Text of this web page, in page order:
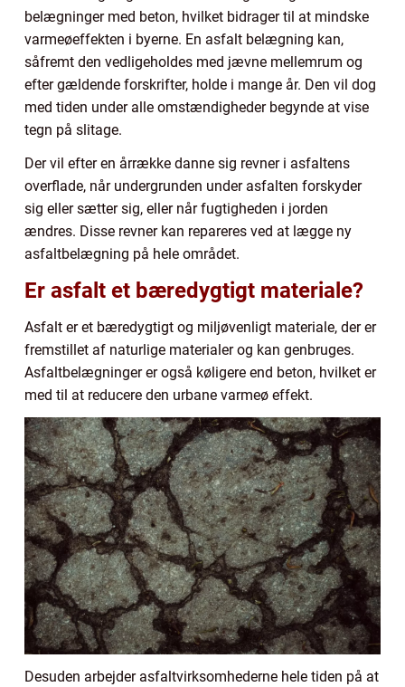
belægninger med beton, hvilket bidrager til at mindske
varmeøeffekten i byerne. En asfalt belægning kan,
såfremt den vedligeholdes med jævne mellemrum og
efter gældende forskrifter, holde i mange år. Den vil dog
med tiden under alle omstændigheder begynde at vise
tegn på slitage.
Der vil efter en årrække danne sig revner i asfaltens
overflade, når undergrunden under asfalten forskyder
sig eller sætter sig, eller når fugtigheden i jorden
ændres. Disse revner kan repareres ved at lægge ny
asfaltbelægning på hele området.
Er asfalt et bæredygtigt materiale?
Asfalt er et bæredygtigt og miljøvenligt materiale, der er
fremstillet af naturlige materialer og kan genbruges.
Asfaltbelægninger er også køligere end beton, hvilket er
med til at reducere den urbane varmeø effekt.
Desuden arbejder asfaltvirksomhederne hele tiden på at